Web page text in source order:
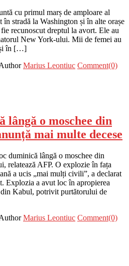
cu primul marș de amploare al
stradă la Washington și în alte orașe
recunoscut dreptul la avort. Ele au
New York-ului. Mii de femei au
și în […]
Marius Leontiuc Comment(0)
lângă o moschee din
mai multe decese
duminică lângă o moschee din
relatează AFP. O explozie în fața
a ucis „mai mulți civili”, a declarat
Explozia a avut loc în apropierea
Kabul, potrivit purtătorului de
Marius Leontiuc Comment(0)